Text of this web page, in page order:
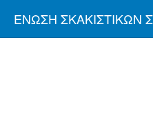
ΈΝΩΣΗ